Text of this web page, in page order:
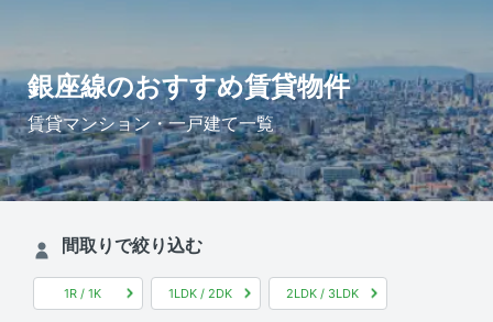
銀座線のおすすめ賃貸物件
賃貸マンション・一戸建て一覧
間取りで絞り込む
1R / 1K 1LDK / 2DK 2LDK / 3LDK